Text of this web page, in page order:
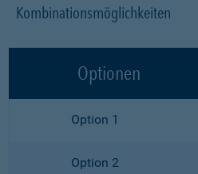
Kombinationsmöglichkeiten
Optionen
Option 1
Option 2